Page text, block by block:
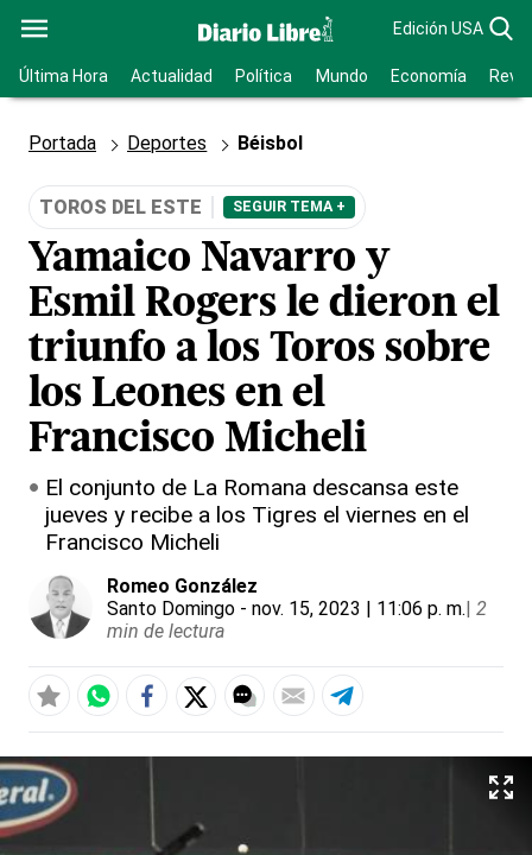
Edición USA
Última Hora Actualidad Política Mundo Economía
Portada Deportes Béisbol
TOROS DEL ESTE SEGUIR TEMA +
Yamaico Navarro y
Esmil Rogers le dieron el
triunfo a los Toros sobre
los Leones en el
Francisco Micheli
El conjunto de La Romana descansa este
jueves y recibe a los Tigres el viernes en el
Francisco Micheli
Romeo González
Santo Domingo - nov. 15, 2023 | 11:06 p. m.| 2
min de lectura